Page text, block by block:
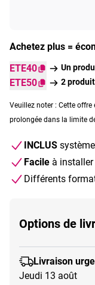
Achetez plus =
ETE40
Un
ETE50 2
Veuillez noter : Cette
prolongée dans la limite
INCLUS
Facile à installer
Différents
Options de
Livraison
Jeudi 13 août